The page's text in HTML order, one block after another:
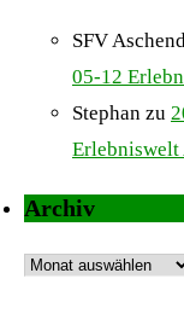
SFV
05-12
Stephan zu
Erlebniswelt
Archiv
Archiv